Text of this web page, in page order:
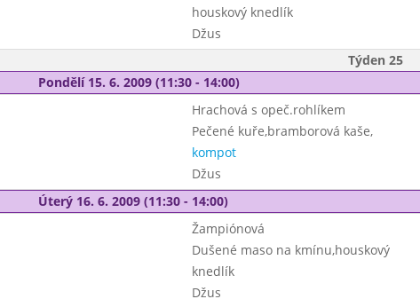
houskový knedlík
Džus
Týden 25
Pondělí 15. 6. 2009 (11:30 - 14:00)
Hrachová s opeč.rohlíkem
Pečené kuře,bramborová kaše,
kompot
Džus
Úterý 16. 6. 2009 (11:30 - 14:00)
Žampiónová
Dušené maso na kmínu,houskový
knedlík
Džus